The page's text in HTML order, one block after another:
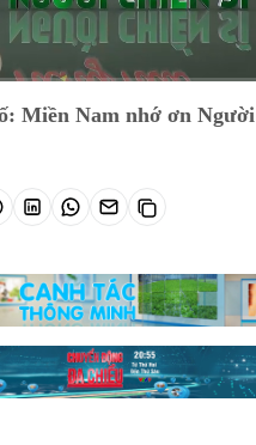
Miền Nam nhớ ơn Người